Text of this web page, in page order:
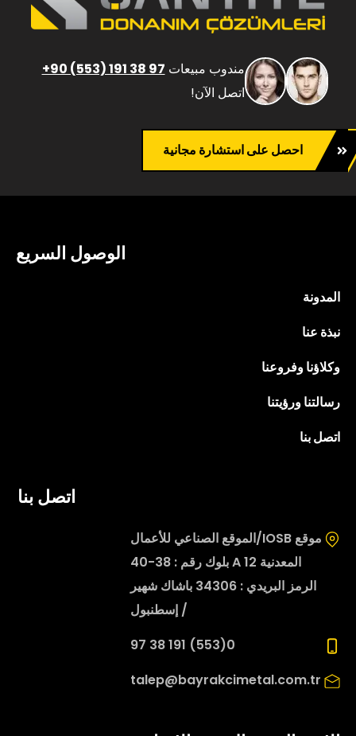
مندوب مبيعات +90 (553) 191 38 97
اتصل الآن!
احصل على استشارة مجانية
الوصول السريع
المدونة
نبذة عنا
وكلاؤنا وفروعنا
رسالتنا ورؤيتنا
اتصل بنا
اتصل بنا
موقع IOSB/الموقع الصناعي للأعمال
المعدنية 12 A بلوك رقم : 38-40
الرمز البريدي : 34306 باشاك شهير
/ إسطنبول
0(553) 191 38 97
talep@bayrakcimetal.com.tr